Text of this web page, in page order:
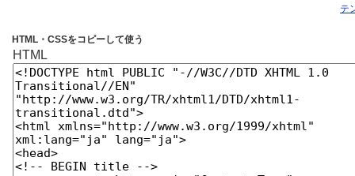
テ
HTML・CSSをコピーして使う
HTML